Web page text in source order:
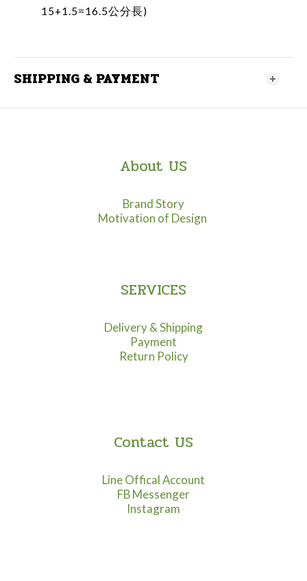
15+1.5=16.5公分長)
SHIPPING & PAYMENT
About US
Brand Story
Motivation of Design
SERVICES
Delivery & Shipping
Payment
Return Policy
Contact US
Line Offical Account
FB Messenger
Instagram